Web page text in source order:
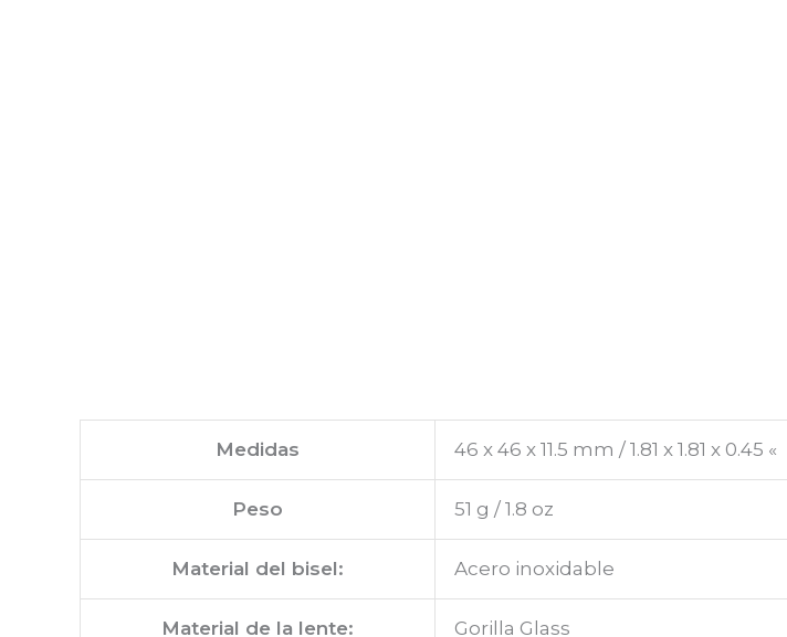
Medidas 46 x 46 x 11.5 mm / 1.81 x 1.81 x 0.45 «
Peso 51 g / 1.8 oz
Material del bisel: Acero inoxidable
Material de la lente: Gorilla Glass